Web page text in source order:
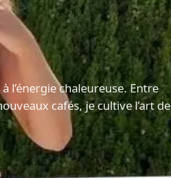
l’énergie chaleureuse. Entre
cafés, je cultive l’art de